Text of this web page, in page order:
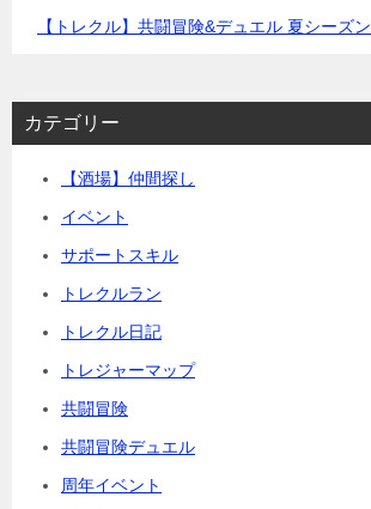
【トレクル】共闘冒険&デュエル 夏シーズン
カテゴリー
【酒場】仲間探し
イベント
サポートスキル
トレクルラン
トレクル日記
トレジャーマップ
共闘冒険
共闘冒険デュエル
周年イベント